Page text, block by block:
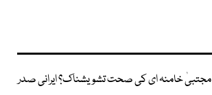
مجتبیٰ خامنہ ای کی صحت تشویشناک؟ ایرانی صدر